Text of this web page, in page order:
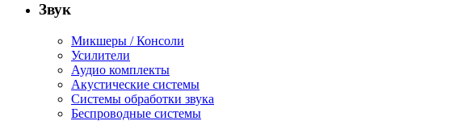
Звук
Микшеры / Консоли
Усилители
Аудио комплекты
Акустические системы
Системы обработки звука
Беспроводные системы